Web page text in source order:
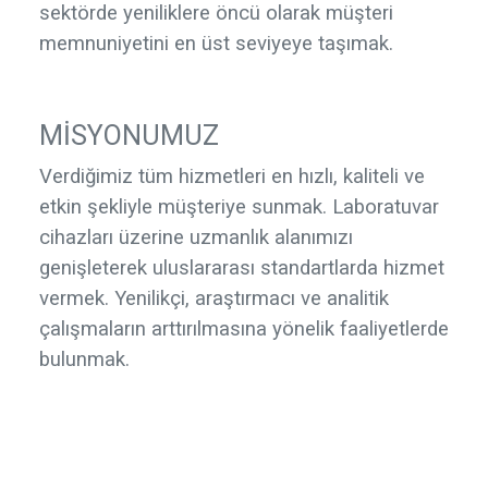
sektörde yeniliklere öncü olarak müşteri
memnuniyetini en üst seviyeye taşımak.
MİSYONUMUZ
Verdiğimiz tüm hizmetleri en hızlı, kaliteli ve
etkin şekliyle müşteriye sunmak. Laboratuvar
cihazları üzerine uzmanlık alanımızı
genişleterek uluslararası standartlarda hizmet
vermek. Yenilikçi, araştırmacı ve analitik
çalışmaların arttırılmasına yönelik faaliyetlerde
bulunmak.